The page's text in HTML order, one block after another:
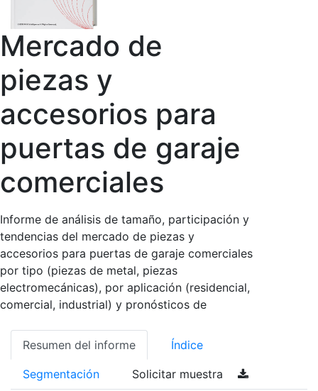
Mercado de
piezas y
accesorios para
puertas de garaje
comerciales
Informe de análisis de tamaño, participación y
tendencias del mercado de piezas y
accesorios para puertas de garaje comerciales
por tipo (piezas de metal, piezas
electromecánicas), por aplicación (residencial,
comercial, industrial) y pronósticos de
Resumen del informe Índice
Segmentación Solicitar muestra